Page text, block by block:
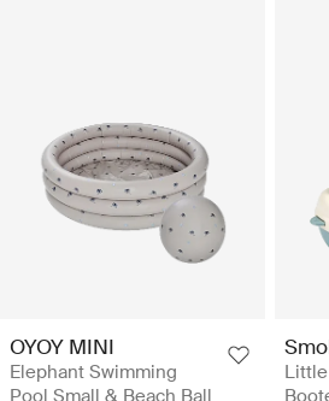
OYOY MINI
Elephant Swimming